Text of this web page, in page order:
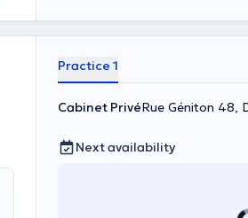
Practice 1
Cabinet PrivéRue Géniton 48,
Next availability